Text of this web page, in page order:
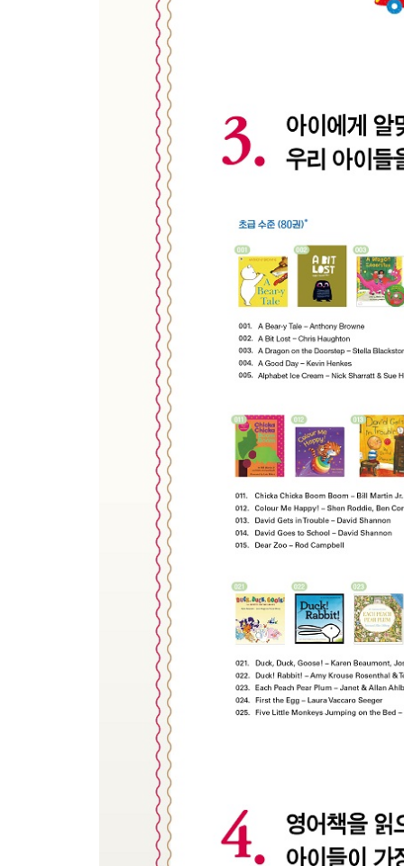
12 After School 방과 후
13 Homework and Studying 숙제와 공부
14 Reading Books 책 읽기
15 Playing 놀기
Picture Dictionary-My Room 내 방
16 Playing with Mommy 엄마와 놀기
17 Watching TV TV 보기
18 Making Snacks 간식 만들기
저녁에 하는 말
19 Welcoming Parents Home 퇴근하는 부모님 맞
20 Having Dinner 저녁 먹기
Picture Dictionary-Living Room 거실
21 Ordering Out 배달 음식 주문하기
22 Making Proper Eating Manners 바른 식습관 기
Picture Dictionary-Kitchen 부엌
23 Taking a Bath 목욕하기
24 Going to Bed 잠자리 들기
Part 2 외출하기
25 Getting Ready to Go Out 나들이 준비
26 Leaving Home 집 나서기
27 Eating Out 외식하기
28 Going to the Mart 마트 가기
Picture Dictionary-Supermarket 슈퍼마켓
29 Playing at the Playground 놀이터에서 놀기
30 Crossing the Street 길 건너기
31 Going to the Bookstore 서점 가기
32 Traveling by Car 자동차 타고 이동하기
33 Taking the Bus 버스 타기
34 Taking the Subway 지하철 타기
Picture Dictionary-Transportations 교통수단
Part 3 상황별 표현
35 Health 1 건강 1-아플 때
36 Health 2 건강 2-다쳤을 때
Picture Dictionary-Illness and Disease 각종 질병